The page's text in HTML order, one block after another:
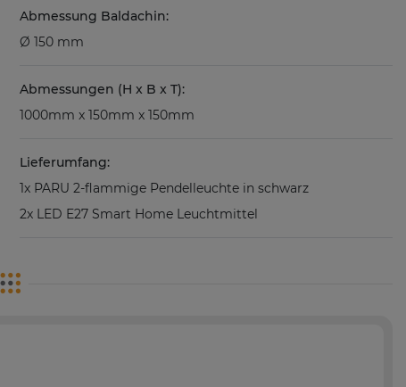
Abmessung Baldachin:
Ø 150 mm
Abmessungen (H x B x T):
1000mm x 150mm x 150mm
Lieferumfang:
1x PARU 2-flammige Pendelleuchte in schwarz
2x LED E27 Smart Home Leuchtmittel